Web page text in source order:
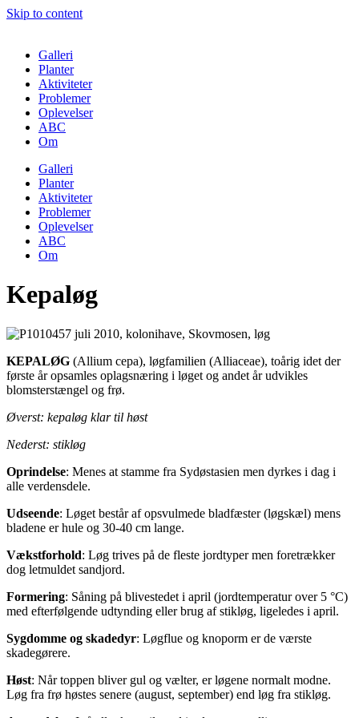
Skip to content
Galleri
Planter
Aktiviteter
Problemer
Oplevelser
ABC
Om
Galleri
Planter
Aktiviteter
Problemer
Oplevelser
ABC
Om
Kepaløg
KEPALØG (Allium cepa), løgfamilien (Alliaceae), toårig idet der
første år opsamles oplagsnæring i løget og andet år udvikles
blomsterstængel og frø.
Øverst: kepaløg klar til høst
Nederst: stikløg
Oprindelse: Menes at stamme fra Sydøstasien men dyrkes i dag i
alle verdensdele.
Udseende: Løget består af opsvulmede bladfæster (løgskæl) mens
bladene er hule og 30-40 cm lange.
Vækstforhold: Løg trives på de fleste jordtyper men foretrækker
dog letmuldet sandjord.
Formering: Såning på blivestedet i april (jordtemperatur over 5 °C)
med efterfølgende udtynding eller brug af stikløg, ligeledes i april.
Sygdomme og skadedyr: Løgflue og knoporm er de værste
skadegørere.
Høst: Når toppen bliver gul og vælter, er løgene normalt modne.
Løg fra frø høstes senere (august, september) end løg fra stikløg.